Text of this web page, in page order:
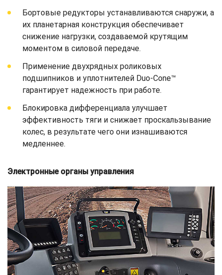
Бортовые редукторы устанавливаются снаружи, а
их планетарная конструкция обеспечивает
снижение нагрузки, создаваемой крутящим
моментом в силовой передаче.
Применение двухрядных роликовых
подшипников и уплотнителей Duo-Cone™
гарантирует надежность при работе.
Блокировка дифференциала улучшает
эффективность тяги и снижает проскальзывание
колес, в результате чего они изнашиваются
медленнее.
Электронные органы управления